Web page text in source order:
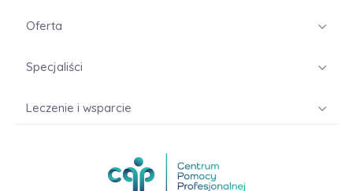
Oferta
Specjaliści
Leczenie i wsparcie